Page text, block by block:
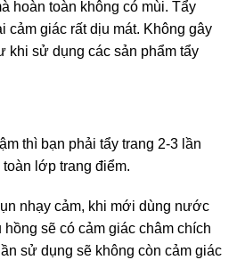
hoàn toàn không có mùi. Tẩy
cảm giác rất dịu mát. Không gây
khi sử dụng các sản phẩm tẩy
thì bạn phải tẩy trang 2-3 lần
lớp trang điểm.
nhạy cảm, khi mới dùng nước
sẽ có cảm giác châm chích
sử dụng sẽ không còn cảm giác